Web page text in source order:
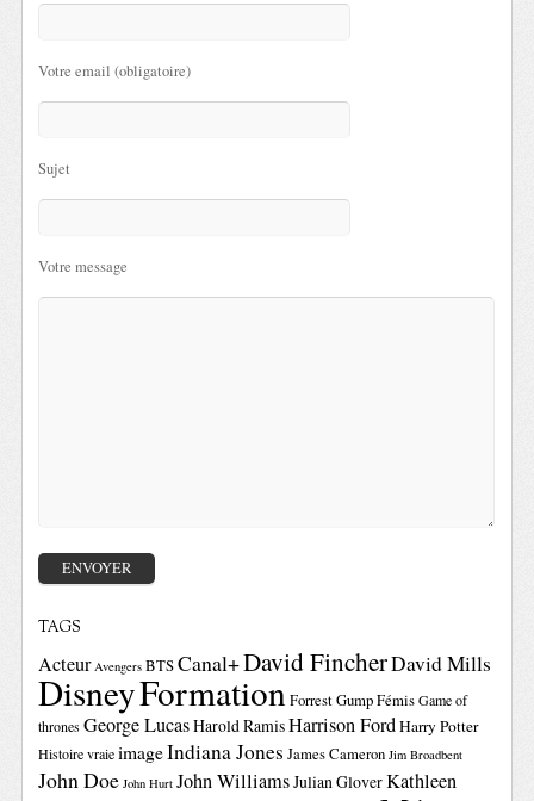
Votre email (obligatoire)
Sujet
Votre message
TAGS
Acteur Avengers BTSCanal+David FincherDavid Mills
DisneyFormationForrest GumpFémis Game of
thrones George LucasHarold RamisHarrison FordHarry Potter
Histoire vraie imageIndiana Jones James Cameron Jim Broadbent
John Doe John Hurt John WilliamsJulian GloverKathleen